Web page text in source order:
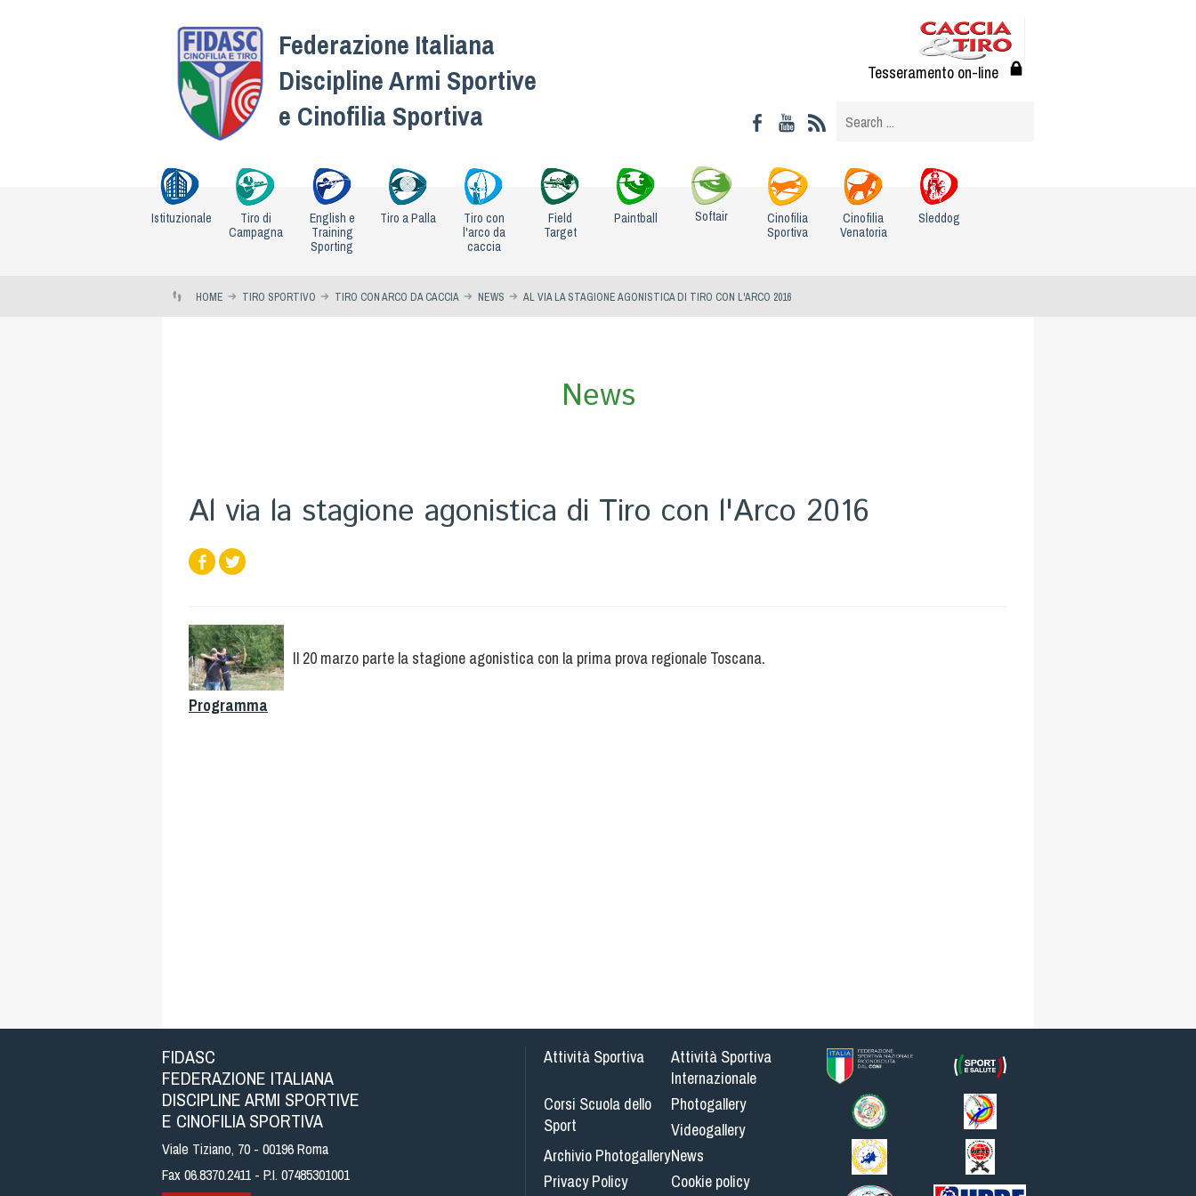
Federazione Italiana
Discipline Armi Sportive
e Cinofilia Sportiva
Tesseramento on-line
Istituzionale
Tiro di
Campagna
English e
Training
Sporting
Tiro a Palla
Tiro con
l'arco da
caccia
Field
Target
Paintball Softair
Cinofilia
Sportiva
Cinofilia
Venatoria
Sleddog
HOME TIRO SPORTIVO TIRO CON ARCO DA CACCIA NEWS AL VIA LA STAGIONE AGONISTICA DI TIRO CON L'ARCO 2016
News
Al via la stagione agonistica di Tiro con l'Arco 2016
Il 20 marzo parte la stagione agonistica con la prima prova regionale Toscana.
Programma
FIDASC
FEDERAZIONE ITALIANA
DISCIPLINE ARMI SPORTIVE
E CINOFILIA SPORTIVA
Viale Tiziano, 70 - 00196 Roma
Fax 06.8370.2411 - P.I. 07485301001
Attività Sportiva
Attività Sportiva
Internazionale
Corsi Scuola dello
Sport
Photogallery
Videogallery
Archivio PhotogalleryNews
Privacy Policy
Cookie policy